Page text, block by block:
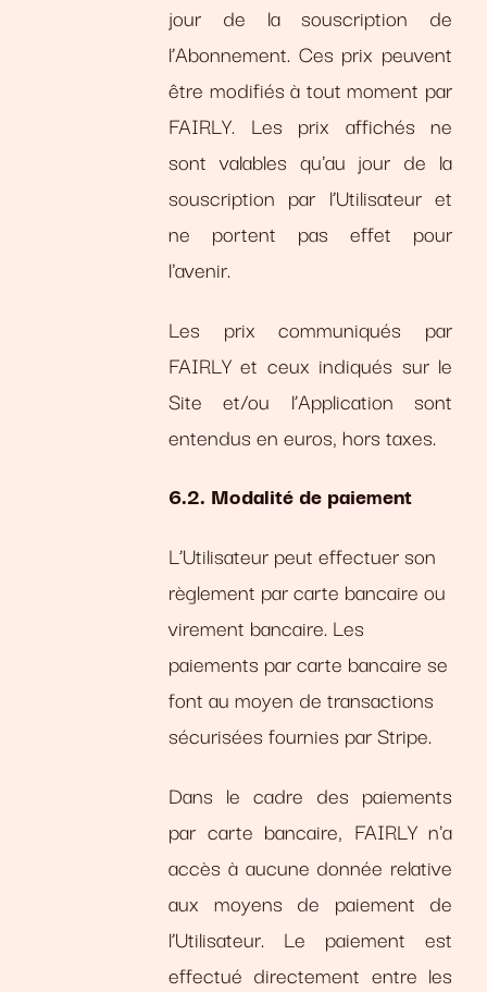
jour de la souscription de
l’Abonnement. Ces prix peuvent
être modifiés à tout moment par
FAIRLY. Les prix affichés ne
sont valables qu'au jour de la
souscription par l’Utilisateur et
ne portent pas effet pour
l'avenir.
Les prix communiqués par
FAIRLY et ceux indiqués sur le
Site et/ou l’Application sont
entendus en euros, hors taxes.
6.2. Modalité de paiement
L’Utilisateur peut effectuer son
règlement par carte bancaire ou
virement bancaire. Les
paiements par carte bancaire se
font au moyen de transactions
sécurisées fournies par Stripe.
Dans le cadre des paiements
par carte bancaire, FAIRLY n'a
accès à aucune donnée relative
aux moyens de paiement de
l’Utilisateur. Le paiement est
effectué directement entre les